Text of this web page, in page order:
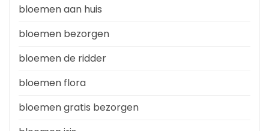
bloemen aan huis
bloemen bezorgen
bloemen de ridder
bloemen flora
bloemen gratis bezorgen